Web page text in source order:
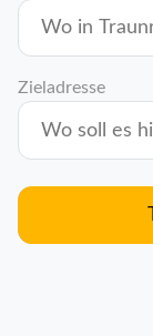
Zieladresse